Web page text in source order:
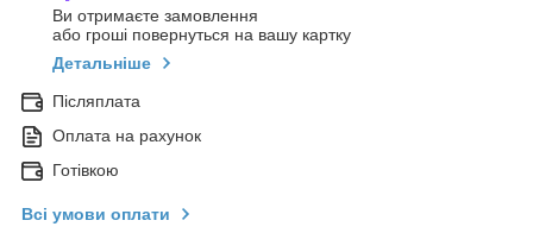
Ви отримаєте замовлення
або гроші повернуться на вашу картку
Детальніше
Післяплата
Оплата на рахунок
Готівкою
Всі умови оплати